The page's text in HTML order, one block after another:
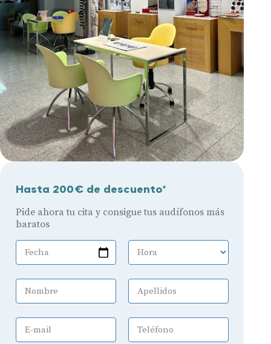
Hasta 200€ de descuento*
Pide ahora tu cita y consigue tus audífonos más
baratos
Fecha Hora
Nombre Apellidos
E-mail Teléfono